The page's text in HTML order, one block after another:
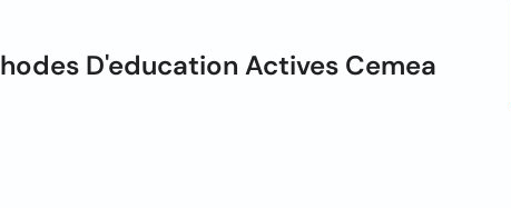
D'education Actives Cemea